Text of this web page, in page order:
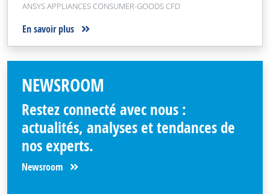
ANSYS APPLIANCES CONSUMER-GOODS CFD
En savoir plus
NEWSROOM
Restez connecté avec nous :
actualités, analyses et tendances de
nos experts.
Newsroom